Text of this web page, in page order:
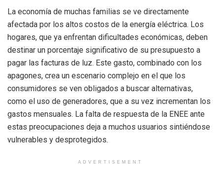
La economía de muchas familias se ve directamente
afectada por los altos costos de la energía eléctrica. Los
hogares, que ya enfrentan dificultades económicas, deben
destinar un porcentaje significativo de su presupuesto a
pagar las facturas de luz. Este gasto, combinado con los
apagones, crea un escenario complejo en el que los
consumidores se ven obligados a buscar alternativas,
como el uso de generadores, que a su vez incrementan los
gastos mensuales. La falta de respuesta de la ENEE ante
estas preocupaciones deja a muchos usuarios sintiéndose
vulnerables y desprotegidos.
ADVERTISEMENT